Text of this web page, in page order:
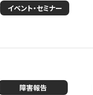
イベント・セミナー
障害報告